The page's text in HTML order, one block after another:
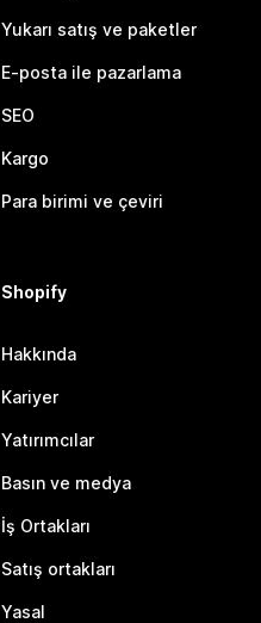
Yukarı satış ve paketler
E-posta ile pazarlama
SEO
Kargo
Para birimi ve çeviri
Shopify
Hakkında
Kariyer
Yatırımcılar
Basın ve medya
İş Ortakları
Satış ortakları
Yasal